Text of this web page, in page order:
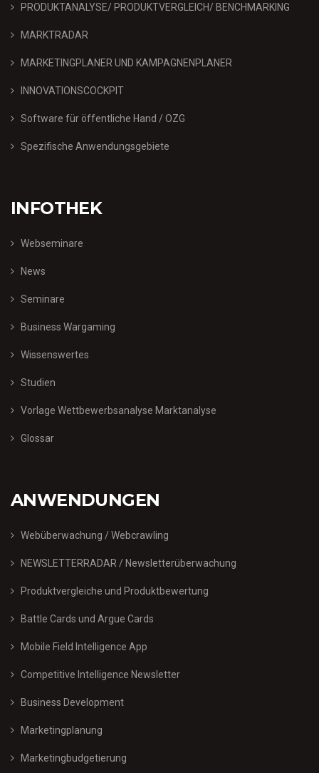
PRODUKTANALYSE/ PRODUKTVERGLEICH/ BENCHMARKING
MARKTRADAR
MARKETINGPLANER UND KAMPAGNENPLANER
INNOVATIONSCOCKPIT
Software für öffentliche Hand / OZG
Spezifische Anwendungsgebiete
INFOTHEK
Webseminare
News
Seminare
Business Wargaming
Wissenswertes
Studien
Vorlage Wettbewerbsanalyse Marktanalyse
Glossar
ANWENDUNGEN
Webüberwachung / Webcrawling
NEWSLETTERRADAR / Newsletterüberwachung
Produktvergleiche und Produktbewertung
Battle Cards und Argue Cards
Mobile Field Intelligence App
Competitive Intelligence Newsletter
Business Development
Marketingplanung
Marketingbudgetierung